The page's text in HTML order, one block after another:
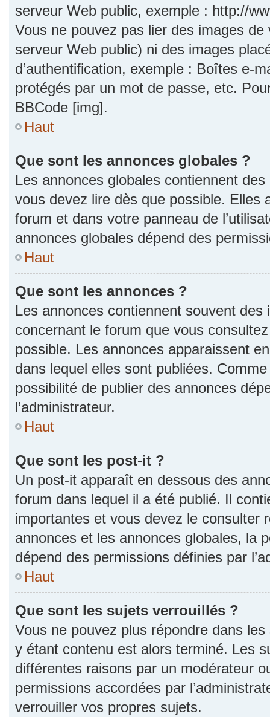
serveur Web public, exemple : http://
Vous ne pouvez pas lier des images
serveur Web public) ni des images
d’authentification, exemple : Boîtes e-
protégés par un mot de passe, etc.
BBCode [img].
Haut
Que sont les annonces globales ?
Les annonces globales contiennent
vous devez lire dès que possible. Elles
forum et dans votre panneau de
annonces globales dépend des
Haut
Que sont les annonces ?
Les annonces contiennent souvent
concernant le forum que vous
possible. Les annonces apparaissent
dans lequel elles sont publiées.
possibilité de publier des annonces
l’administrateur.
Haut
Que sont les post-it ?
Un post-it apparaît en dessous des
forum dans lequel il a été publié. Il
importantes et vous devez le consulter
annonces et les annonces globales, la
dépend des permissions définies par
Haut
Que sont les sujets verrouillés ?
Vous ne pouvez plus répondre dans
y étant contenu est alors terminé. Les
différentes raisons par un modérateur
permissions accordées par
verrouiller vos propres sujets.